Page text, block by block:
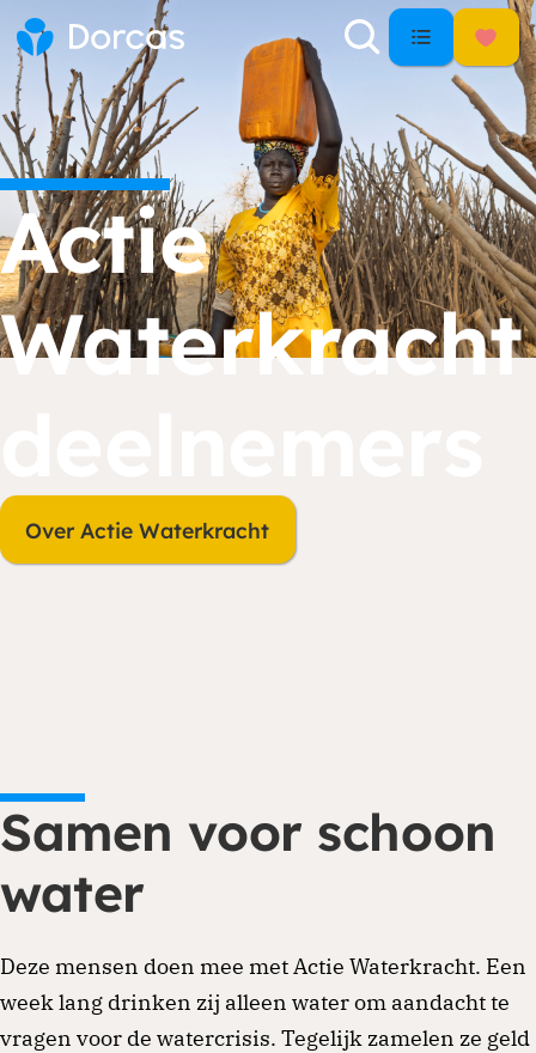
Actie
Waterkracht
Over Actie Waterkracht
Samen voor schoon
water
Deze mensen doen mee met Actie Waterkracht. Een
week lang drinken zij alleen water om aandacht te
vragen voor de watercrisis. Tegelijk zamelen ze geld
bijdragen. Periodiek schenken biedt ook
belastingvoordeel.
Doneren